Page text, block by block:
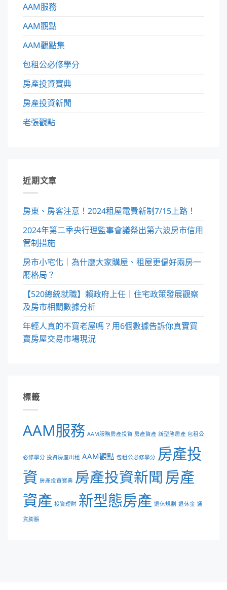
AAM服務
AAM觀點
AAM觀點集
包租公必修學分
房產投資寶典
房產投資新聞
老張觀點
近期文章
房東、房客注意！2024租屋電費新制7/15上路！
2024年第二季央行理監事會議祭出第六波房市信用
管制措施
房市小宅化｜為什麼大家購屋、租屋更偏好兩房一
廳格局？
【520總統就職】賴政府上任｜住宅政策發展觀察
及房市相關數據分析
年輕人真的不買老屋嗎？用6個數據告訴你真實買
賣房屋交易市場現況
標籤
AAM服務 AAM服務房產投資 房產資產 新型態房產 包租公
必修學分 投資房產出租 AAM觀點 包租公必修學分 房產投
資 房產投資寶典 房產投資新聞 房產
資產 投資理財 新型態房產 退休規劃 退休金 通
貨膨脹